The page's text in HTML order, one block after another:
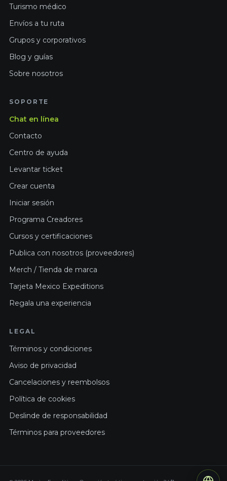
Turismo médico
Envíos a tu ruta
Grupos y corporativos
Blog y guías
Sobre nosotros
SOPORTE
Chat en línea
Contacto
Centro de ayuda
Levantar ticket
Crear cuenta
Iniciar sesión
Programa Creadores
Cursos y certificaciones
Publica con nosotros (proveedores)
Merch / Tienda de marca
Tarjeta Mexico Expeditions
Regala una experiencia
LEGAL
Términos y condiciones
Aviso de privacidad
Cancelaciones y reembolsos
Política de cookies
Deslinde de responsabilidad
Términos para proveedores